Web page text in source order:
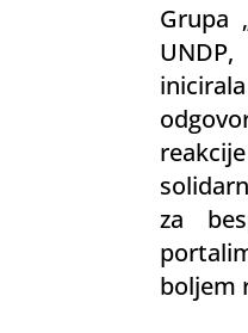
Grupa
za
boljem